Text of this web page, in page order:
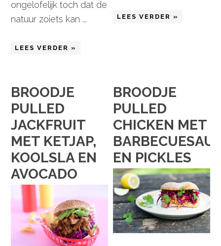
ongelofelijk toch dat de
natuur zoiets kan ...
LEES VERDER »
LEES VERDER »
BROODJE
PULLED
JACKFRUIT
MET KETJAP,
KOOLSLA EN
AVOCADO
BROODJE
PULLED
CHICKEN MET
EN PICKLES